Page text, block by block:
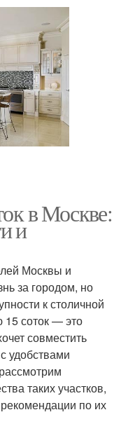
в Москве:
и
Москвы и
за городом, но
к столичной
15 соток — это
совместить
удобствами
таких участков,
по их